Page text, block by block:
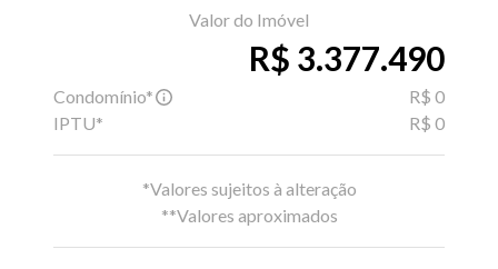
Valor do Imóvel
R$ 3.377.490
Condomínio*
R$ 0
IPTU*
R$ 0
*Valores sujeitos à alteração
**Valores aproximados